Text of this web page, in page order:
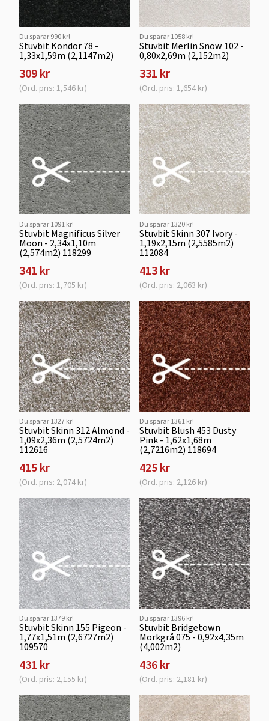
Du sparar 990 kr!
Stuvbit Kondor 78 -
1,33x1,59m (2,1147m2)
309 kr
(Ord. pris: 1,546 kr)
Du sparar 1058 kr!
Stuvbit Merlin Snow 102 -
0,80x2,69m (2,152m2)
331 kr
(Ord. pris: 1,654 kr)
Du sparar 1091 kr!
Stuvbit Magnificus Silver
Moon - 2,34x1,10m
(2,574m2) 118299
341 kr
(Ord. pris: 1,705 kr)
Du sparar 1320 kr!
Stuvbit Skinn 307 Ivory -
1,19x2,15m (2,5585m2)
112084
413 kr
(Ord. pris: 2,063 kr)
Du sparar 1327 kr!
Stuvbit Skinn 312 Almond -
1,09x2,36m (2,5724m2)
112616
415 kr
(Ord. pris: 2,074 kr)
Du sparar 1361 kr!
Stuvbit Blush 453 Dusty
Pink - 1,62x1,68m
(2,7216m2) 118694
425 kr
(Ord. pris: 2,126 kr)
Du sparar 1379 kr!
Stuvbit Skinn 155 Pigeon -
1,77x1,51m (2,6727m2)
109570
431 kr
(Ord. pris: 2,155 kr)
Du sparar 1396 kr!
Stuvbit Bridgetown
Mörkgrå 075 - 0,92x4,35m
(4,002m2)
436 kr
(Ord. pris: 2,181 kr)